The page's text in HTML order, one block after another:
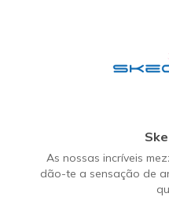
As nossas incríveis
dão-te a sensação de